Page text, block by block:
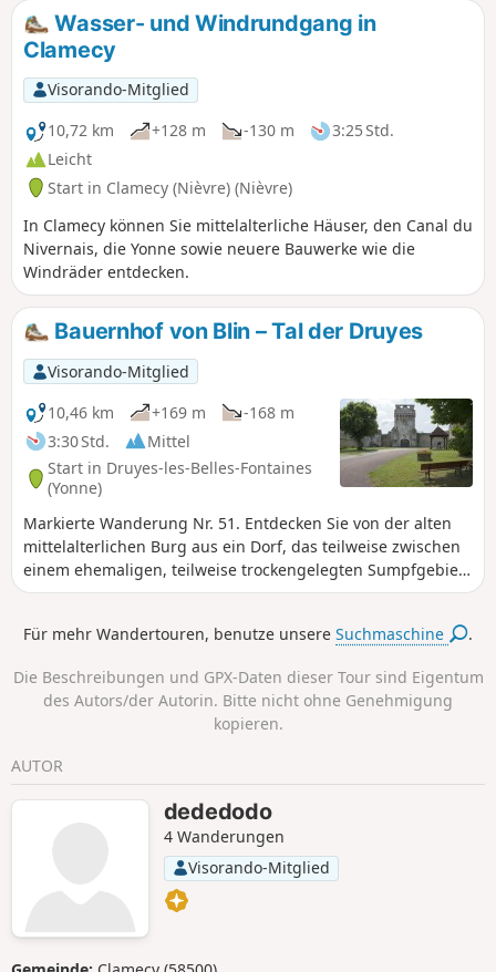
Wasser- und Windrundgang in
Clamecy
Visorando-Mitglied
10,72 km
+128 m -130 m
3:25 Std.
Leicht
Start in Clamecy (Nièvre) (Nièvre)
In Clamecy können Sie mittelalterliche Häuser, den Canal du
Nivernais, die Yonne sowie neuere Bauwerke wie die
Windräder entdecken.
Bauernhof von Blin – Tal der Druyes
Visorando-Mitglied
10,46 km
+169 m
-168 m
3:30 Std.
Mittel
Start in Druyes-les-Belles-Fontaines
(Yonne)
Markierte Wanderung Nr. 51. Entdecken Sie von der alten
mittelalterlichen Burg aus ein Dorf, das teilweise zwischen
einem ehemaligen, teilweise trockengelegten Sumpfgebiet
und der Felswand erbaut wurde. Das Tal von Druyes
den Kalksteinen bildet, die das verfallene Gebäude stützen.
„Cités de caractères de Bourgogne - Franche-Comté”
(Charakteristische Städte Burgunds - Franche-Comté)
Für mehr Wandertouren, benutze unsereSuchmaschine .
Die Beschreibungen und GPX-Daten dieser Tour sind Eigentum
des Autors/der Autorin. Bitte nicht ohne Genehmigung
kopieren.
AUTOR
dededodo
4 Wanderungen
Visorando-Mitglied